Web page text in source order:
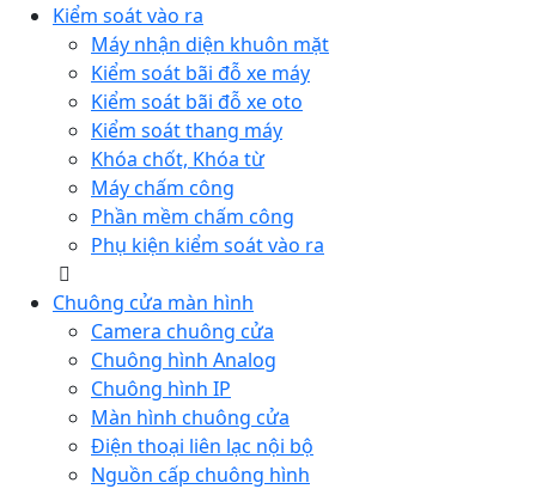
Kiểm soát vào ra
Máy nhận diện khuôn mặt
Kiểm soát bãi đỗ xe máy
Kiểm soát bãi đỗ xe oto
Kiểm soát thang máy
Khóa chốt, Khóa từ
Máy chấm công
Phần mềm chấm công
Phụ kiện kiểm soát vào ra
Chuông cửa màn hình
Camera chuông cửa
Chuông hình Analog
Chuông hình IP
Màn hình chuông cửa
Điện thoại liên lạc nội bộ
Nguồn cấp chuông hình